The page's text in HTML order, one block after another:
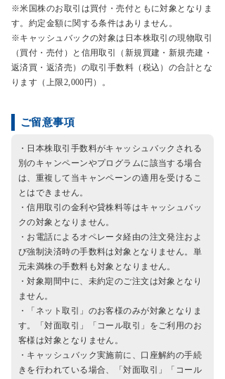
※米国株のお取引は買付・売付ともに対象となりま
す。約定金額に関する条件はありません。
※キャッシュバックの対象は日本株取引の現物取引
（買付・売付）と信用取引（新規買建・新規売建・
返済買・返済売）の取引手数料（税込）の合計とな
ります（上限2,000円）。
ご留意事項
・日本株取引手数料がキャッシュバックされる
別のキャンペーンやプログラムに該当する場合
は、重複して当キャンペーンの適用を受けるこ
とはできません。
・信用取引の金利や貸株料等はキャッシュバッ
クの対象となりません。
・お電話によるオペレータ経由の注文発注およ
び強制決済時の手数料は対象となりません。単
元未満株の手数料も対象となりません。
・対象期間中に、未約定のご注文は対象となり
ません。
・「ネット取引」のお客様のみが対象となりま
す。「対面取引」「コール取引」をご利用のお
客様は対象となりません。
・キャッシュバック実施前に、口座解約の手続
きを行われている場合、「対面取引」「コール